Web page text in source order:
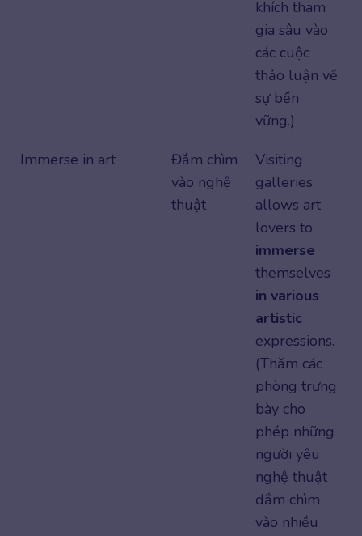
khích tham
gia sâu vào
các cuộc
thảo luận về
sự bền
vững.)
Immerse in art
Đắm chìm
vào nghệ
thuật
Visiting
galleries
allows art
lovers to
immerse
themselves
in various
artistic
expressions.
(Thăm các
phòng trưng
bày cho
phép những
người yêu
nghệ thuật
đắm chìm
vào nhiều